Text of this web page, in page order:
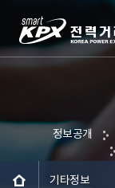
정보공개
기타정보